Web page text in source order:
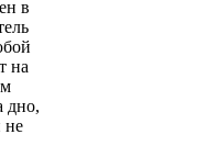
в
на
дно,
не